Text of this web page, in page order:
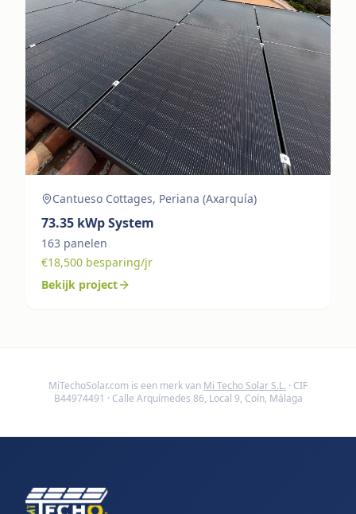
Cantueso Cottages, Periana (Axarquía)
73.35 kWp System
163 panelen
€18,500 besparing/jr
Bekijk project
MiTechoSolar.com is een merk van Mi Techo Solar S.L. · CIF
B44974491 · Calle Arquímedes 86, Local 9, Coín, Málaga